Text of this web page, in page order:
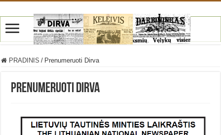
PRADINIS / Prenumeruoti Dirva
Prenumeruoti Dirva